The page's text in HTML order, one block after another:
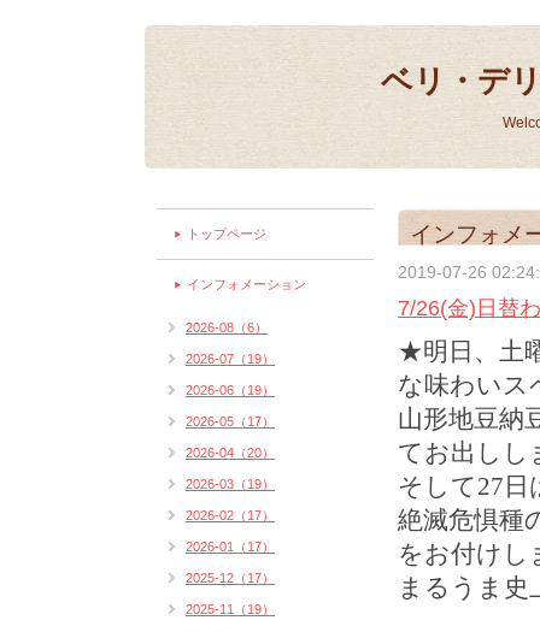
ベリ・デ
インフォメ
2019-07-26
7/26(金)日替
★明日、土
な味わいス
山形地豆納
てお出しし
そして27日
絶滅危惧種
をお付けし
まるうま史
トップページ
インフォメーション
2026-08（6）
2026-07（19）
2026-06（19）
2026-05（17）
2026-04（20）
2026-03（19）
2026-02（17）
2026-01（17）
2025-12（17）
2025-11（19）